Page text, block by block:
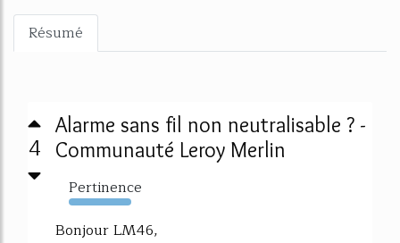
Résumé
4
Alarme sans fil non neutralisable ? -
Communauté Leroy Merlin
Pertinence
1372%
Bonjour LM46,